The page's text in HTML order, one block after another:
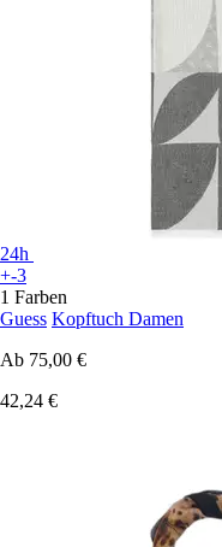
24h
+-3
1 Farben
Guess Kopftuch Damen
Ab 75,00 €
42,24 €